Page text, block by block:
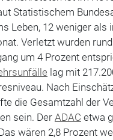
Statistischem
Leben, 12 weniger als
Verletzt wurden
um 4 Prozent
lag mit
Nach
die Gesamtzahl der
sein. DerADAC etwa
wären 2,8 Prozent